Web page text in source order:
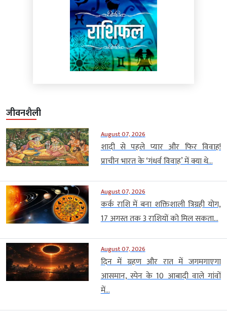
जीवनशैली
August 07, 2026
शादी से पहले प्यार और फिर विवाह!
प्राचीन भारत के ‘गंधर्व विवाह’ में क्या थे...
August 07, 2026
कर्क राशि में बना शक्तिशाली त्रिग्रही योग,
17 अगस्त तक 3 राशियों को मिल सकता...
August 07, 2026
दिन में ग्रहण और रात में जगमगाएगा
आसमान, स्पेन के 10 आबादी वाले गांवों
में...